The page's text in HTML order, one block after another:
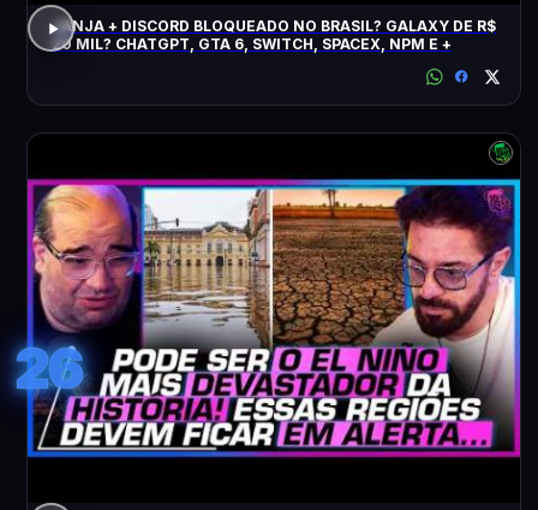
JANJA + DISCORD BLOQUEADO NO BRASIL? GALAXY DE R$
20 MIL? CHATGPT, GTA 6, SWITCH, SPACEX, NPM E +
26